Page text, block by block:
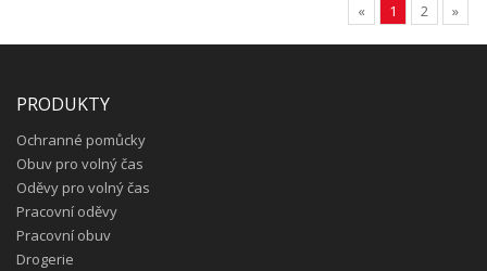
« 1 2 »
PRODUKTY
Ochranné pomůcky
Obuv pro volný čas
Oděvy pro volný čas
Pracovní oděvy
Pracovní obuv
Drogerie